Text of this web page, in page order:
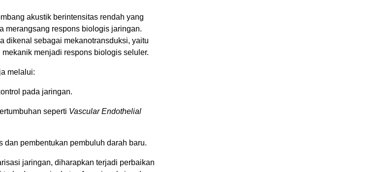
akustik berintensitas rendah yang
merangsang respons biologis jaringan.
dikenal sebagai mekanotransduksi, yaitu
menjadi respons biologis seluler.
melalui:
pada jaringan.
seperti Vascular Endothelial
dan pembentukan pembuluh darah baru.
jaringan, diharapkan terjadi perbaikan